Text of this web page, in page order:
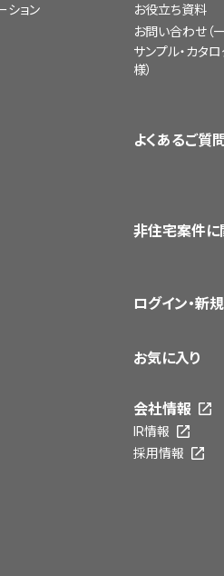
ョン
お役立ち資料
お問い合わせ（
サンプル・カタ
様）
よくあるご質
非住宅案件に
ログイン・新
お気に入り
会社情報
IR情報
採用情報